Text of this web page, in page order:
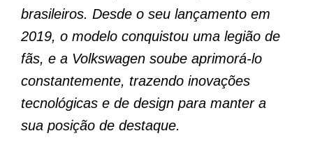
brasileiros. Desde o seu lançamento em
2019, o modelo conquistou uma legião de
fãs, e a Volkswagen soube aprimorá-lo
constantemente, trazendo inovações
tecnológicas e de design para manter a
sua posição de destaque.